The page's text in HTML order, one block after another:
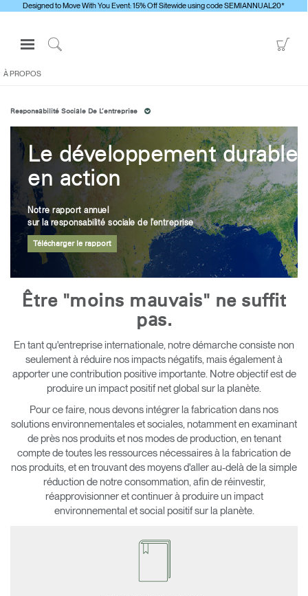
Designed to Move With You Event: 15% Off Sitewide using code SEMIANNUAL20*
Open
Navigation
Menu
S'identifier ou S'inscrire
PRODUITS
ERGONOMIE
RESSOURCES
À PROPOS
CONTACTEZ-NOUS
Contacter le support
Trouver un showroom
Changer la région
to
Facebook
to
Twitter
to
Linkedin
to
Instagram
to
Humanscale
to
Pinterest
Opens
to
YouTube
À PROPOS
Responsabilité Sociale De L’entreprise
Le développement durable
en action
Notre rapport annuel
sur la responsabilité sociale de l'entreprise
Télécharger le rapport
Être "moins mauvais" ne suffit
pas.
En tant qu'entreprise internationale, notre démarche consiste non
seulement à réduire nos impacts négatifs, mais également à
apporter une contribution positive importante. Notre objectif est de
produire un impact positif net global sur la planète.
Pour ce faire, nous devons intégrer la fabrication dans nos
solutions environnementales et sociales, notamment en examinant
de près nos produits et nos modes de production, en tenant
compte de toutes les ressources nécessaires à la fabrication de
nos produits, et en trouvant des moyens d'aller au-delà de la simple
réduction de notre consommation, afin de réinvestir,
réapprovisionner et continuer à produire un impact
environnemental et social positif sur la planète.